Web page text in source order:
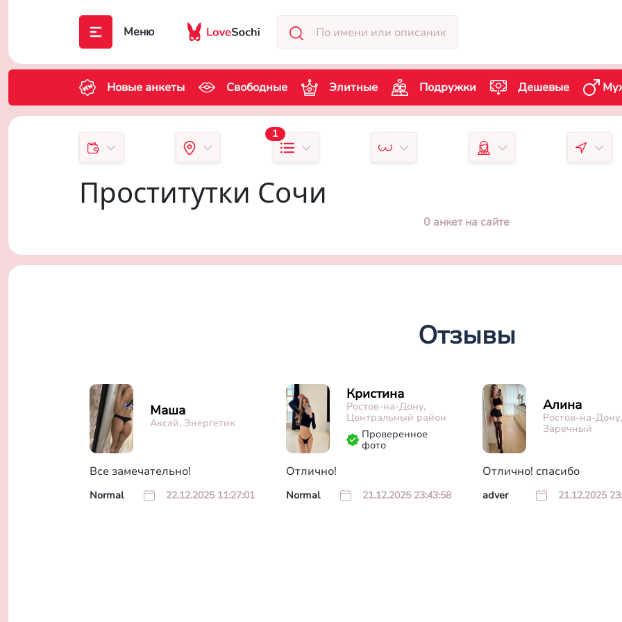
Меню
Новые анкеты Свободные Элитные Подружки Дешевые
1
Проститутки Сочи
0 анкет на сайте
Отзывы
Маша
Аксай, Энергетик
Все замечательно!
Normal 22.12.2025 11:27:01
Кристина
Ростов-на-Дону,
Центральный район
Проверенное
фото
Отлично!
Normal 21.12.2025 23:43:58
Алина
Ростов-на-Дону,
Заречный
Отлично! спасибо
adver 21.12.2025